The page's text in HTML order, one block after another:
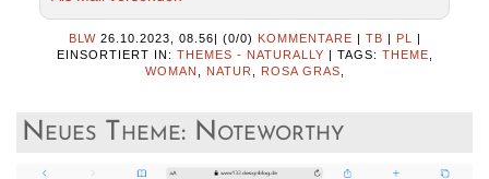
BLW 26.10.2023, 08.56| (0/0) KOMMENTARE | TB | PL
|
EINSORTIERT IN: THEMES - NATURALLY | TAGS: THEME
WOMAN
NATUR ROSA GRAS
Neues Theme: Noteworthy